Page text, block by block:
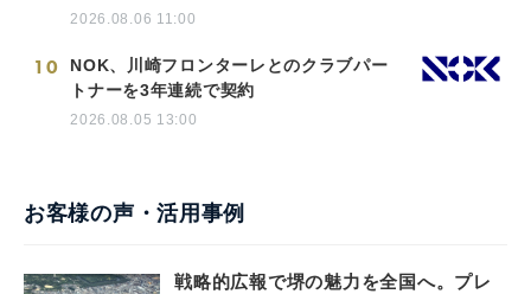
2026.08.06 11:00
10
NOK、川崎フロンターレとのクラブパー
トナーを3年連続で契約
2026.08.05 13:00
お客様の声・活用事例
戦略的広報で堺の魅力を全国へ。プレ